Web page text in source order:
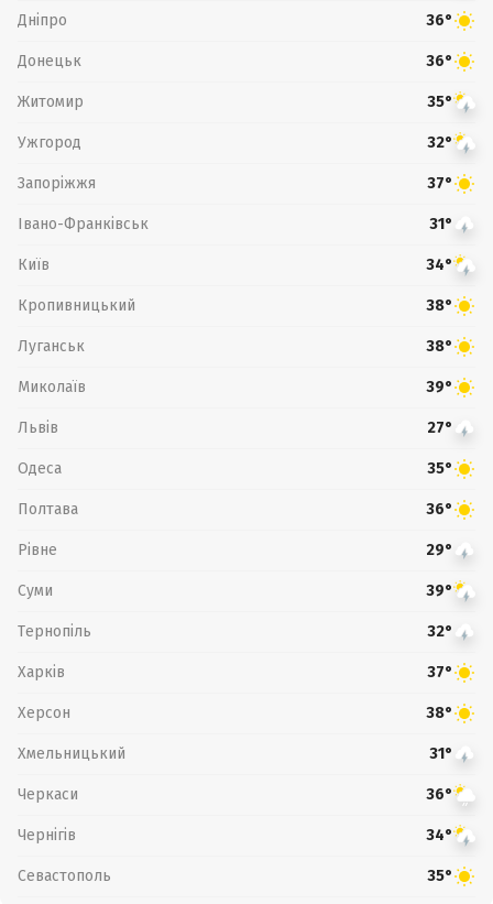
Дніпро 36°
Донецьк 36°
Житомир 35°
Ужгород 32°
Запоріжжя 37°
Івано-Франківськ 31°
Київ 34°
Кропивницький 38°
Луганськ 38°
Миколаїв 39°
Львів 27°
Одеса 35°
Полтава 36°
Рівне 29°
Суми 39°
Тернопіль 32°
Харків 37°
Херсон 38°
Хмельницький 31°
Черкаси 36°
Чернігів 34°
Севастополь 35°